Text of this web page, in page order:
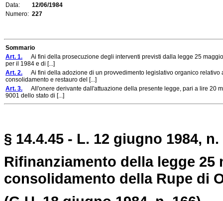
Data:
12/06/1984
Numero: 227
Sommario
Art. 1. Ai fini della prosecuzione degli interventi previsti dalla legge 25
per il 1984 e di [...]
Art. 2. Ai fini della adozione di un provvedimento legislativo organico relativo
consolidamento e restauro del [...]
Art. 3. All'onere derivante dall'attuazione della presente legge, pari a lire 20
9001 dello stato di [...]
§ 14.4.45 - L. 12 giugno 1984, n.
Rifinanziamento della legge 25
consolidamento della Rupe di